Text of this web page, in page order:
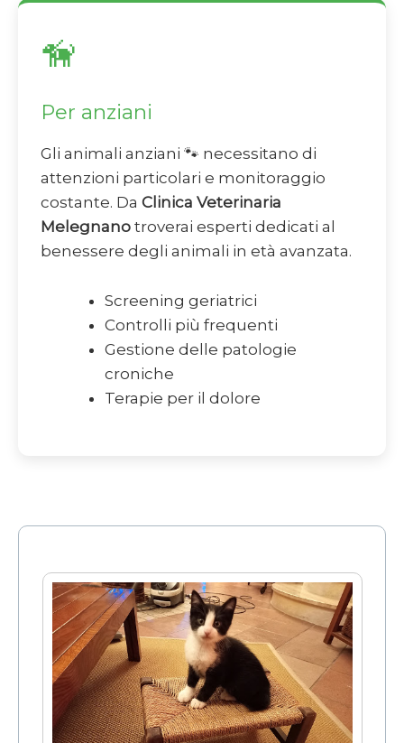
🦮
Per anziani
Gli animali anziani 🐾 necessitano di
attenzioni particolari e monitoraggio
costante. Da Clinica Veterinaria
Melegnano troverai esperti dedicati al
benessere degli animali in età avanzata.
Screening geriatrici
Controlli più frequenti
Gestione delle patologie
croniche
Terapie per il dolore